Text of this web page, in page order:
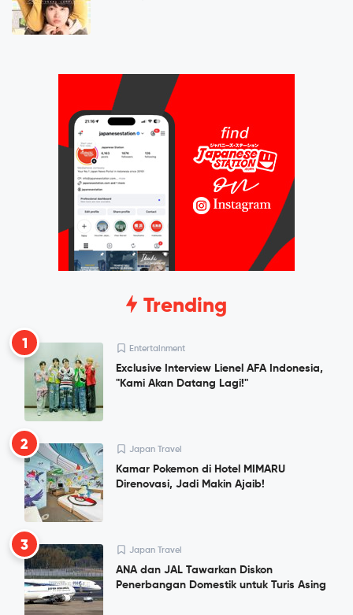
Trending
1 Entertainment
Exclusive Interview Lienel AFA Indonesia,
"Kami Akan Datang Lagi!"
2 Japan Travel
Kamar Pokemon di Hotel MIMARU
Direnovasi, Jadi Makin Ajaib!
3 Japan Travel
ANA dan JAL Tawarkan Diskon
Penerbangan Domestik untuk Turis Asing